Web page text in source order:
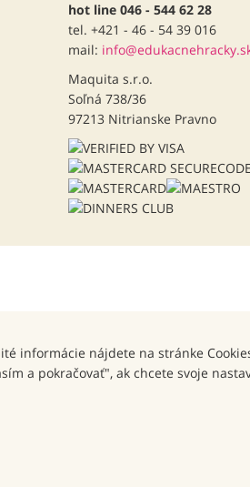
hot line 046 - 544 62 28
tel. +421 - 46 - 54 39 016
mail:
Maquita s.r.o.
Soľná 738/36
97213 Nitrianske Pravno
informácie nájdete na stránke
a pokračovať", ak chcete svoje